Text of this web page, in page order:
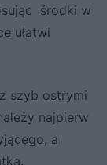
środki w
ułatwi
szyb ostrymi
najpierw
a